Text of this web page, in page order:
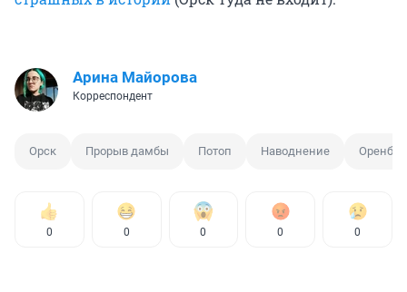
Арина Майорова
Корреспондент
Орск Прорыв дамбы Потоп Наводнение
0 0 0 0 0